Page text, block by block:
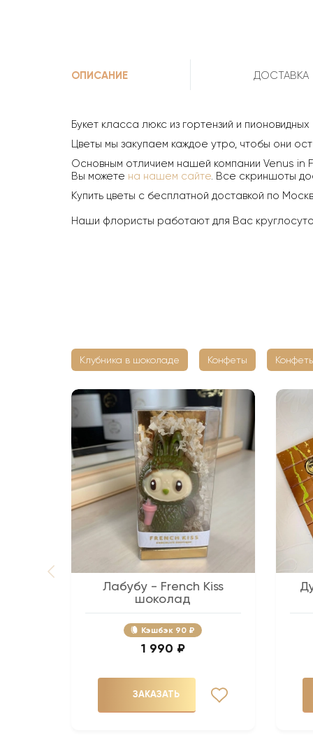
ОПИСАНИЕ ДОСТАВКА
Букет класса люкс из гортензий и
Цветы мы закупаем каждое утро, чтобы они
Основным отличием нашей компании Venus in
Вы можете на нашем сайте. Все скриншоты
Купить цветы с бесплатной доставкой по
Наши флористы работают для Вас
Клубника в шоколаде Конфеты
Лабубу - French Kiss
шоколад
Кэшбэк 90 ₽
1 990 ₽
ЗАКАЗАТЬ